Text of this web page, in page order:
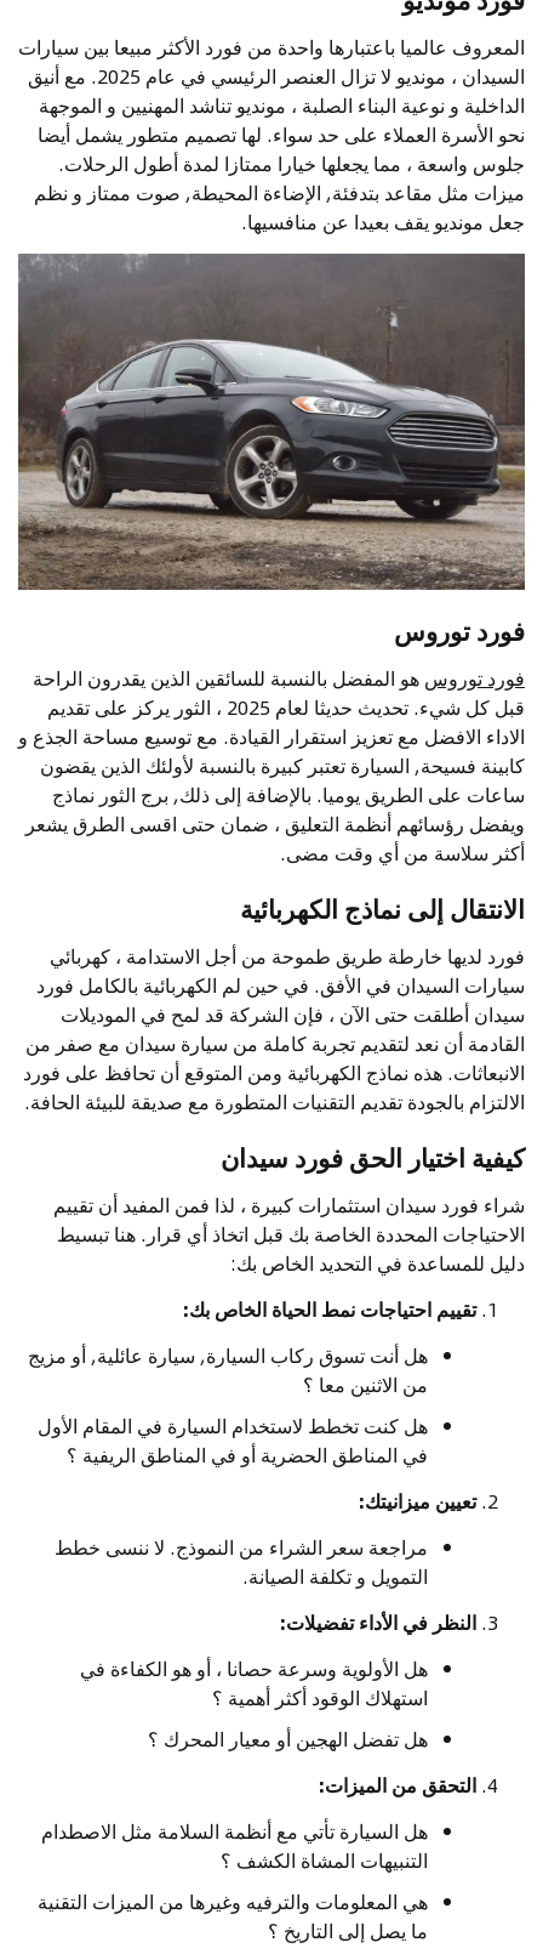
المعروف عالميا باعتبارها واحدة من فورد الأكثر مبيعا بين سيارات
السيدان ، مونديو لا تزال العنصر الرئيسي في عام 2025. مع أنيق
الداخلية و نوعية البناء الصلبة ، مونديو تناشد المهنيين و الموجهة
نحو الأسرة العملاء على حد سواء. لها تصميم متطور يشمل أيضا
جلوس واسعة ، مما يجعلها خيارا ممتازا لمدة أطول الرحلات.
ميزات مثل مقاعد بتدفئة, الإضاءة المحيطة, صوت ممتاز و نظم
جعل مونديو يقف بعيدا عن منافسيها.
فورد توروس
فورد توروس هو المفضل بالنسبة للسائقين الذين يقدرون الراحة
قبل كل شيء. تحديث حديثا لعام 2025 ، الثور يركز على تقديم
الاداء الافضل مع تعزيز استقرار القيادة. مع توسيع مساحة الجذع و
كابينة فسيحة, السيارة تعتبر كبيرة بالنسبة لأولئك الذين يقضون
ساعات على الطريق يوميا. بالإضافة إلى ذلك, برج الثور نماذج
ويفضل رؤسائهم أنظمة التعليق ، ضمان حتى اقسى الطرق يشعر
أكثر سلاسة من أي وقت مضى.
الانتقال إلى نماذج الكهربائية
فورد لديها خارطة طريق طموحة من أجل الاستدامة ، كهربائي
سيارات السيدان في الأفق. في حين لم الكهربائية بالكامل فورد
سيدان أطلقت حتى الآن ، فإن الشركة قد لمح في الموديلات
القادمة أن نعد لتقديم تجربة كاملة من سيارة سيدان مع صفر من
الانبعاثات. هذه نماذج الكهربائية ومن المتوقع أن تحافظ على فورد
الالتزام بالجودة تقديم التقنيات المتطورة مع صديقة للبيئة الحافة.
كيفية اختيار الحق فورد سيدان
شراء فورد سيدان استثمارات كبيرة ، لذا فمن المفيد أن تقييم
الاحتياجات المحددة الخاصة بك قبل اتخاذ أي قرار. هنا تبسيط
دليل للمساعدة في التحديد الخاص بك:
تقييم احتياجات نمط الحياة الخاص بك:
هل أنت تسوق ركاب السيارة, سيارة عائلية, أو مزيج
من الاثنين معا ؟
هل كنت تخطط لاستخدام السيارة في المقام الأول
في المناطق الحضرية أو في المناطق الريفية ؟
تعيين ميزانيتك:
مراجعة سعر الشراء من النموذج. لا ننسى خطط
التمويل و تكلفة الصيانة.
النظر في الأداء تفضيلات:
هل الأولوية وسرعة حصانا ، أو هو الكفاءة في
استهلاك الوقود أكثر أهمية ؟
هل تفضل الهجين أو معيار المحرك ؟
التحقق من الميزات:
هل السيارة تأتي مع أنظمة السلامة مثل الاصطدام
التنبيهات المشاة الكشف ؟
هي المعلومات والترفيه وغيرها من الميزات التقنية
ما يصل إلى التاريخ ؟